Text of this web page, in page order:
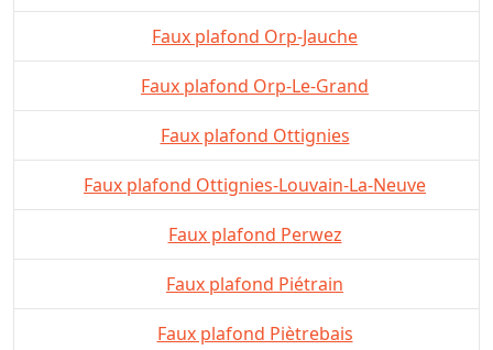
Faux plafond Orp-Jauche
Faux plafond Orp-Le-Grand
Faux plafond Ottignies
Faux plafond Ottignies-Louvain-La-Neuve
Faux plafond Perwez
Faux plafond Piétrain
Faux plafond Piètrebais